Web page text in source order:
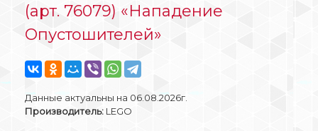
(арт. 76079) «Нападение
Опустошителей»
Данные актуальны на 06.08.2026г.
Производитель: LEGO